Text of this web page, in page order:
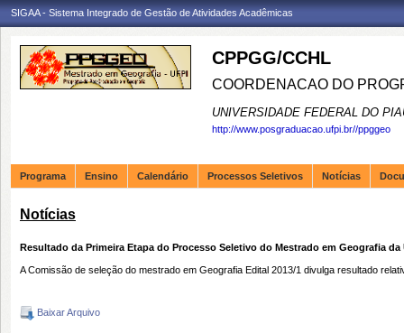
SIGAA - Sistema Integrado de Gestão de Atividades Acadêmicas
CPPGG/CCHL
COORDENACAO DO
UNIVERSIDADE FEDERAL DO
http://www.posgraduacao.ufpi.br//ppggeo
Programa Ensino Calendário Processos Seletivos Notícias
Notícias
Resultado da Primeira Etapa do Processo Seletivo do Mestrado em Geografia
A Comissão de seleção do mestrado em Geografia Edital 2013/1 divulga resultado
Baixar Arquivo